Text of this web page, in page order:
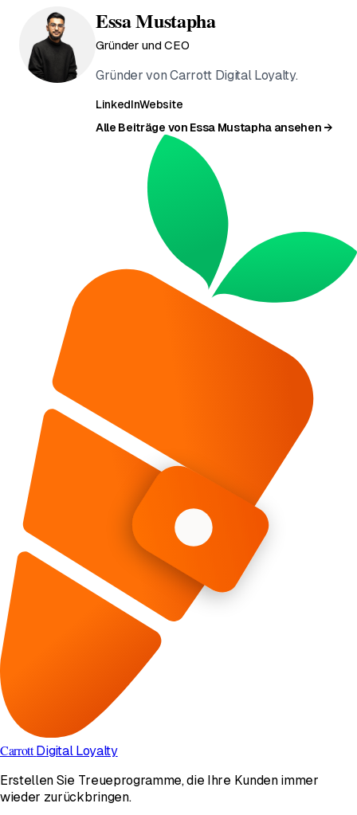
Essa Mustapha
Gründer und CEO
Gründer von Carrott Digital Loyalty.
LinkedInWebsite
Alle Beiträge von Essa Mustapha ansehen →
Carrott Digital Loyalty
Erstellen Sie Treueprogramme, die Ihre Kunden immer
wieder zurückbringen.